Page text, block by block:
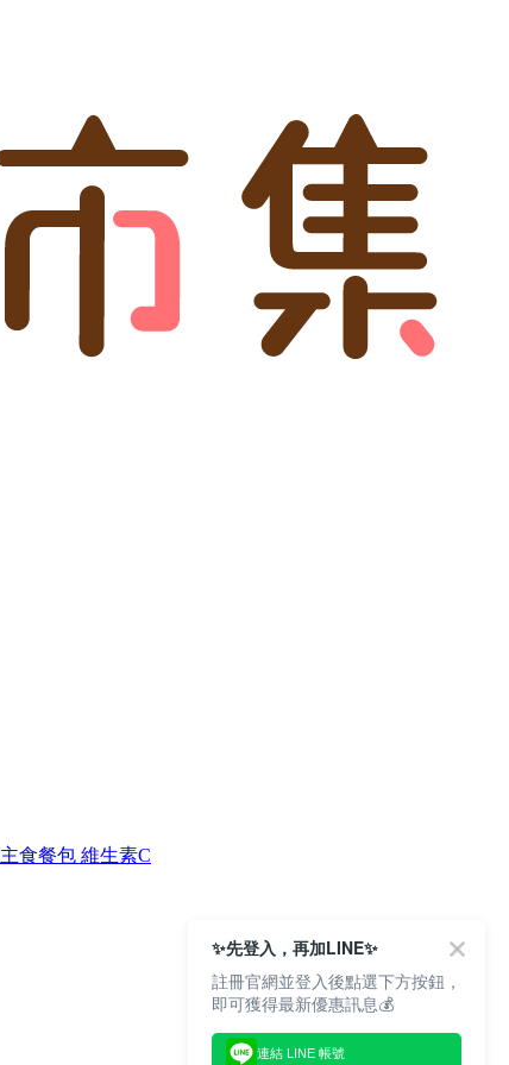
主食餐包 維生素C
✨先登入，再加LINE✨
註冊官網並登入後點選下方按鈕，
即可獲得最新優惠訊息💰
連結 LINE 帳號